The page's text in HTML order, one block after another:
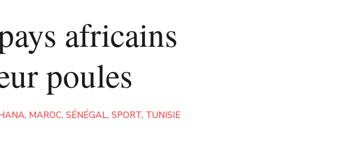
africains
poules
, MAROC, SÉNÉGAL, SPORT, TUNISIE